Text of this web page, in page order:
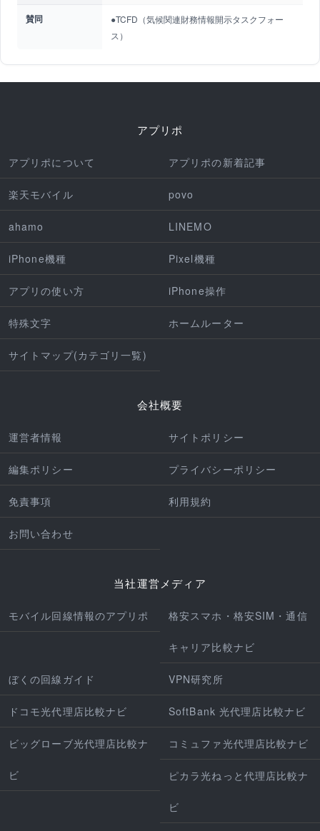
賛同
●TCFD（気候関連財務情報開示タスクフォー
ス）
アプリポ
アプリポについて アプリポの新着記事
楽天モバイル povo
ahamo LINEMO
iPhone機種 Pixel機種
アプリの使い方 iPhone操作
特殊文字 ホームルーター
サイトマップ(カテゴリ一覧)
会社概要
運営者情報 サイトポリシー
編集ポリシー プライバシーポリシー
免責事項 利用規約
お問い合わせ
当社運営メディア
モバイル回線情報のアプリポ 格安スマホ・格安SIM・通信
キャリア比較ナビ
ぼくの回線ガイド VPN研究所
ドコモ光代理店比較ナビ SoftBank 光代理店比較ナビ
ビッグローブ光代理店比較ナ
ビ
コミュファ光代理店比較ナビ
ピカラ光ねっと代理店比較ナ
ビ